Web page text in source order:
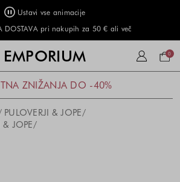
Ustavi vse animacije
DOSTAVA pri nakupih za 50 € ali več
EMPORIUM 0
ZNIŽANJA DO -40%
PULOVERJI & JOPE
& JOPE